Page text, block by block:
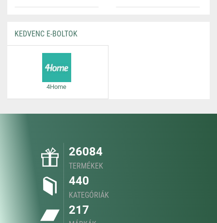
KEDVENC E-BOLTOK
4Home
26084
TERMÉKEK
440
KATEGÓRIÁK
217